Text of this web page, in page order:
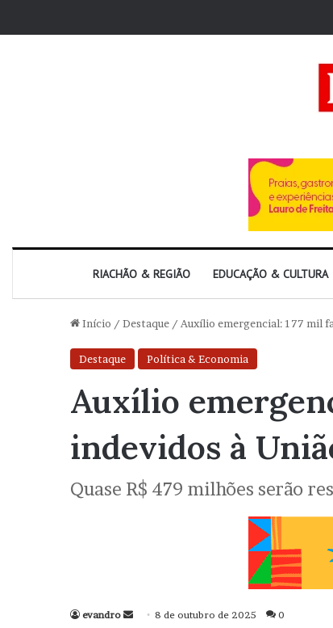
RIACHÃO & REGIÃO EDUCAÇÃO & CULTURA
Início / Destaque / Auxílio emergencial: 177 mil
Destaque Política & Economia
Auxílio
indevidos à
Quase R$ 479 milhões serão
evandro
Mande8 de outubro de 2025 0